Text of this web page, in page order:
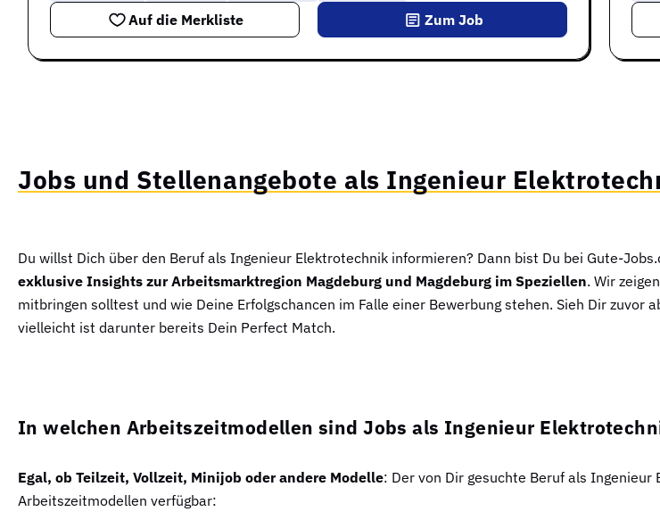
Auf die Merkliste Zum Job
Jobs und Stellenangebote als Ingenieur
Du willst Dich über den Beruf als Ingenieur Elektrotechnik informieren? Dann bist Du bei Gute-
exklusive Insights zur Arbeitsmarktregion Magdeburg und Magdeburg im Speziellen. Wir
mitbringen solltest und wie Deine Erfolgschancen im Falle einer Bewerbung stehen. Sieh Dir zuvor
vielleicht ist darunter bereits Dein Perfect Match.
In welchen Arbeitszeitmodellen sind Jobs als Ingenieur
Egal, ob Teilzeit, Vollzeit, Minijob oder andere Modelle: Der von Dir gesuchte Beruf als
Arbeitszeitmodellen verfügbar: